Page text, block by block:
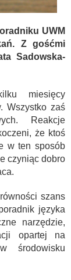
UWM
Z gośćmi
Sadowska-
miesięcy
Wszystko zaś
Reakcje
że ktoś
w ten sposób
czyniąc dobro
szans
języka
narzędzie,
opartej na
środowisku